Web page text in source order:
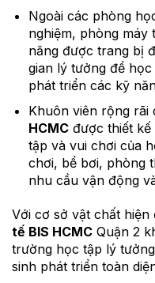
Ngoài các phòng
nghiệm, phòng
năng được trang bị
gian lý tưởng để
phát triển các kỹ
Khuôn viên rộng rãi
HCMCđược thiết kế
tập và vui chơi của
chơi, bể bơi, phòng
nhu cầu vận động
Với cơ sở vật chất hiện
tế BIS HCMC Quận 2
trường học tập lý
sinh phát triển toàn